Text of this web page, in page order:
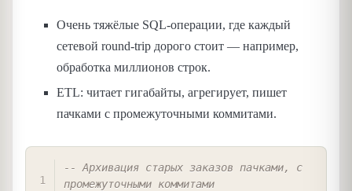
Очень тяжёлые SQL-операции, где каждый
сетевой round-trip дорого стоит — например,
обработка миллионов строк.
ETL: читает гигабайты, агрегирует, пишет
пачками с промежуточными коммитами.
-- Архивация старых заказов пачками, с
промежуточными коммитами